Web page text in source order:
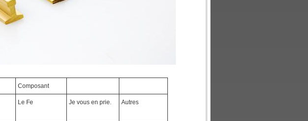
Composant
Le Fe Je vous en prie. Autres